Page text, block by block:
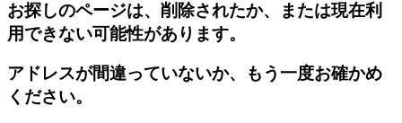
お探しのページは、削除されたか、または現在利
用できない可能性があります。
アドレスが間違っていないか、もう一度お確かめ
ください。